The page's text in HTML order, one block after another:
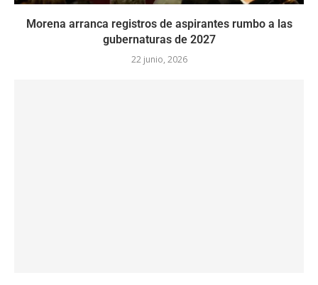
Morena arranca registros de aspirantes rumbo a las
gubernaturas de 2027
22 junio, 2026